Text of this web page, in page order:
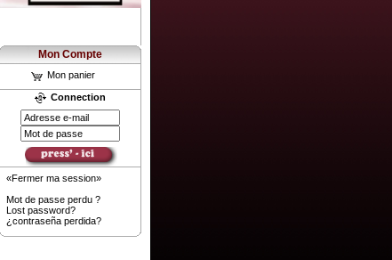
Mon Compte
Mon panier
Connection
«Fermer ma session»
Mot de passe perdu ?
Lost password?
¿contraseña perdida?